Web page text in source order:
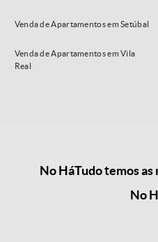
Venda de Apartamentos em Setúbal
Venda de Apartamentos em Vila
Real
No HáTudo temos
No